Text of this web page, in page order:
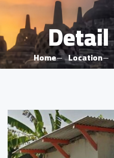
Home Location